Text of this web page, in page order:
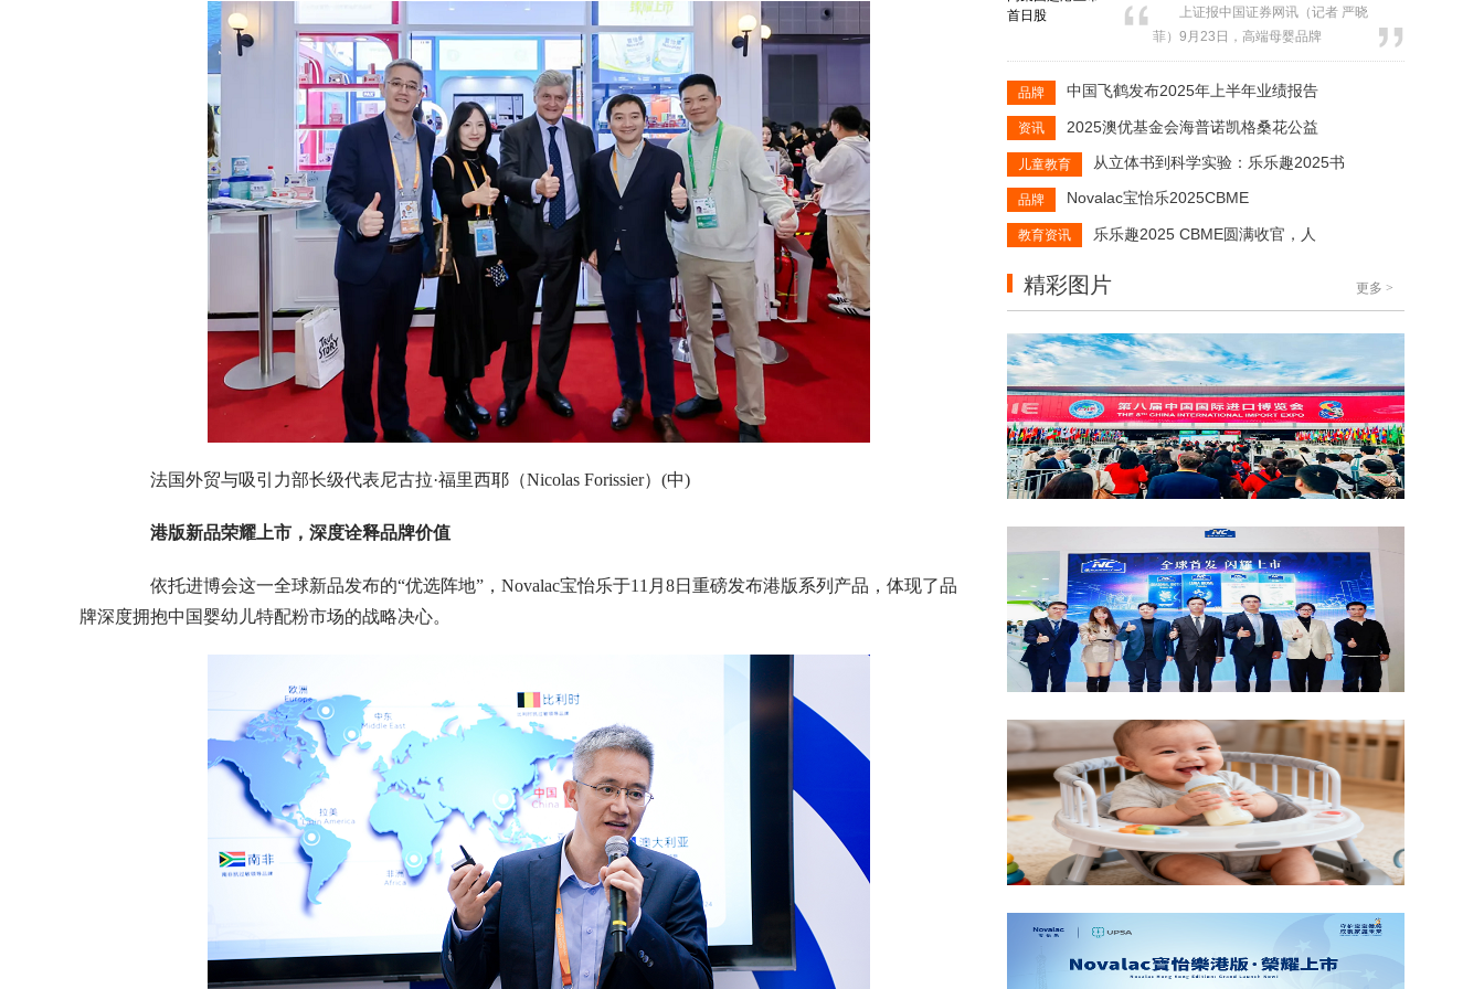
法国外贸与吸引力部长级代表尼古拉·福里西耶（Nicolas Forissier）(中)
港版新品荣耀上市，深度诠释品牌价值
依托进博会这一全球新品发布的“优选阵地”，Novalac宝怡乐于11月8日重磅发布港版系列产品，体现了品
牌深度拥抱中国婴幼儿特配粉市场的战略决心。
信证券与海通国际，携手多家律师事
务所、会计师事务所等中介机构代表
股”正...
上证报中国证券网讯（记者 严晓
菲）9月23日，高端母婴品牌
BeBeBus母公司不同集团赴港上市首
日开盘一度飙涨超41%，升破100港
稿，不同集团涨近30%，总市值超过
83亿港元。 不同集团自成立以
力。2020年至2021年，不...
品牌 中国飞鹤发布2025年上半年业绩报告
资讯 2025澳优基金会海普诺凯格桑花公益
儿童教育 从立体书到科学实验：乐乐趣2025书
品牌 Novalac宝怡乐2025CBME
教育资讯 乐乐趣2025 CBME圆满收官，人
精彩图片 更多 >